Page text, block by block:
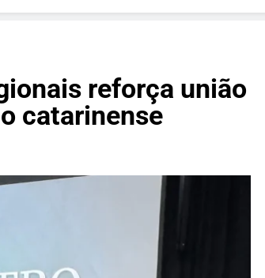
reforça união
catarinense